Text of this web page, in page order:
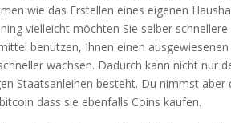
wie das Erstellen eines eigenen
vielleicht möchten Sie selber
benutzen, Ihnen einen
wachsen. Dadurch kann nicht nur
Staatsanleihen besteht. Du nimmst
dass sie ebenfalls Coins kaufen.